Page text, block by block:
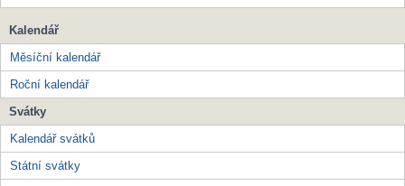
Kalendář
Měsíční kalendář
Roční kalendář
Svátky
Kalendář svátků
Státní svátky